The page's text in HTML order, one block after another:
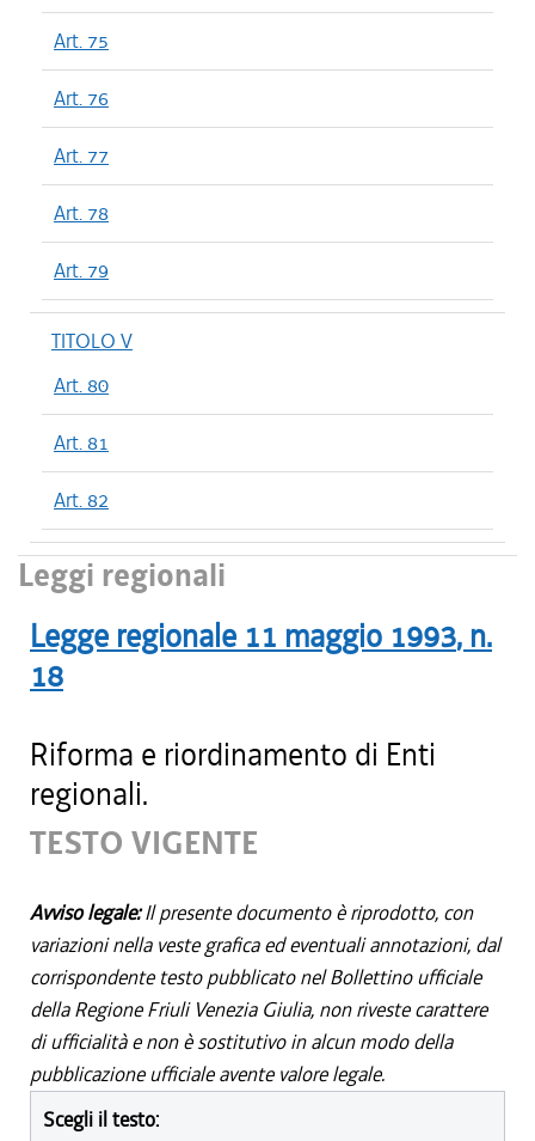
Art. 75
Art. 76
Art. 77
Art. 78
Art. 79
TITOLO V
Art. 80
Art. 81
Art. 82
Leggi regionali
Legge regionale 11 maggio 1993, n.
18
Riforma e riordinamento di Enti
regionali.
TESTO VIGENTE
Avviso legale:Il presente documento è riprodotto, con
variazioni nella veste grafica ed eventuali annotazioni, dal
corrispondente testo pubblicato nel Bollettino ufficiale
della Regione Friuli Venezia Giulia, non riveste carattere
di ufficialità e non è sostitutivo in alcun modo della
pubblicazione ufficiale avente valore legale.
Scegli il testo: